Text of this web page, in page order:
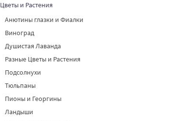
Цветы и Растения
Анютины глазки и Фиалки
Виноград
Душистая Лаванда
Разные Цветы и Растения
Подсолнухи
Тюльпаны
Пионы и Георгины
Ландыши